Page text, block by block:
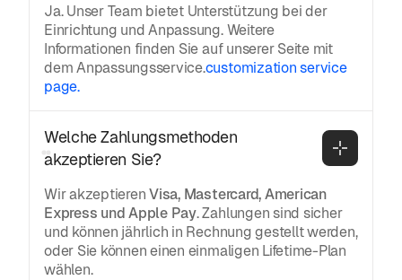
Ja. Unser Team bietet Unterstützung bei der
Einrichtung und Anpassung. Weitere
Informationen finden Sie auf unserer Seite mit
dem Anpassungsservice.customization service
page.
Welche Zahlungsmethoden
akzeptieren Sie?
Wir akzeptierenVisa, Mastercard, American
Express und Apple Pay. Zahlungen sind sicher
und können jährlich in Rechnung gestellt werden,
oder Sie können einen einmaligen Lifetime-Plan
wählen.